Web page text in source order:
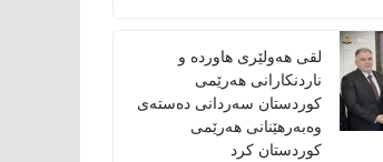
لقی هەولێری هاوردە و
ناردنکارانی هەرێمی
کوردستان سەردانی دەستەی
وەبەرهێنانی هەرێمی
کوردستان کرد